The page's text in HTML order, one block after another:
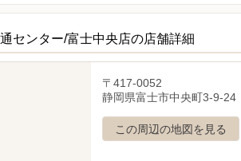
センター/富士中央店の店舗詳細
〒417-0052
静岡県富士市中央町3-9-24
この周辺の地図を見る